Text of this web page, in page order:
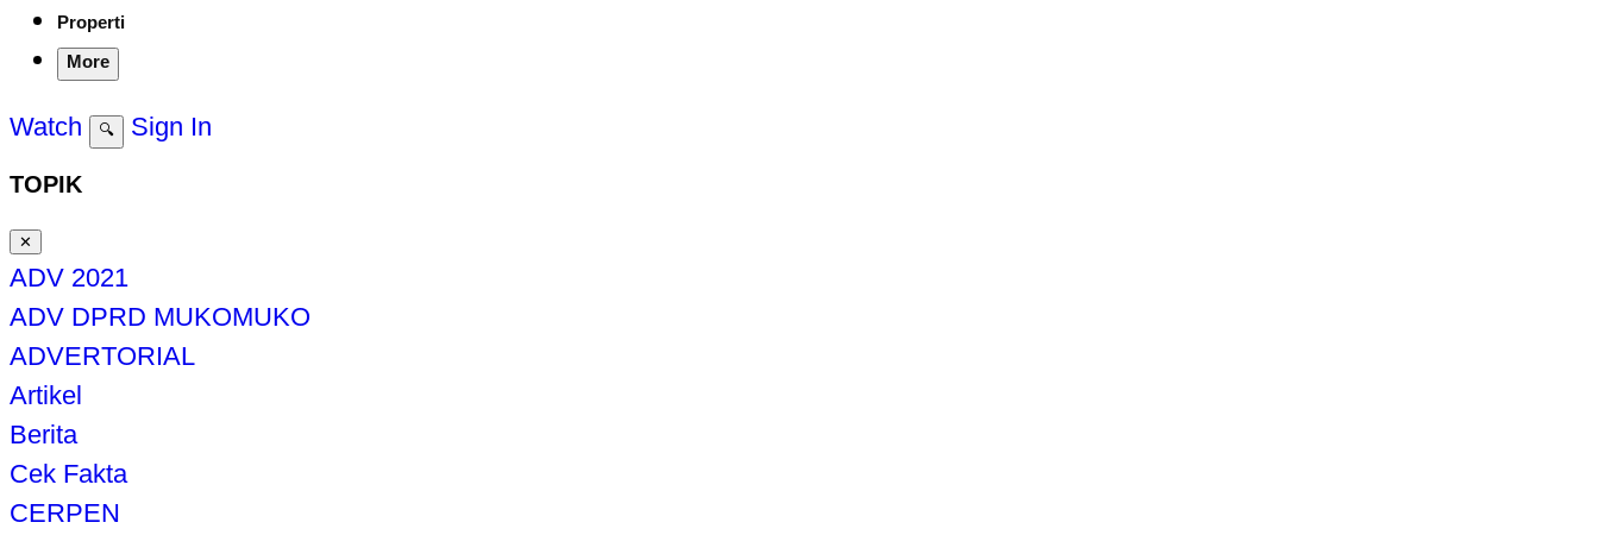
Properti
More
Watch 🔍 Sign In
TOPIK
✕
ADV 2021
ADV DPRD MUKOMUKO
ADVERTORIAL
Artikel
Berita
Cek Fakta
CERPEN